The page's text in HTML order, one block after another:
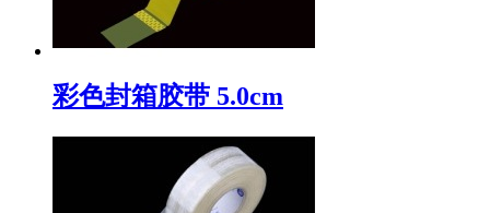
彩色封箱胶带 5.0cm